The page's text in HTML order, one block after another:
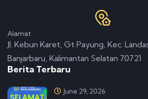
Alamat
Jl. Kebun Karet, Gt Payung, Kec.
Banjarbaru, Kalimantan Selatan 70721
Berita Terbaru
June 29, 2026